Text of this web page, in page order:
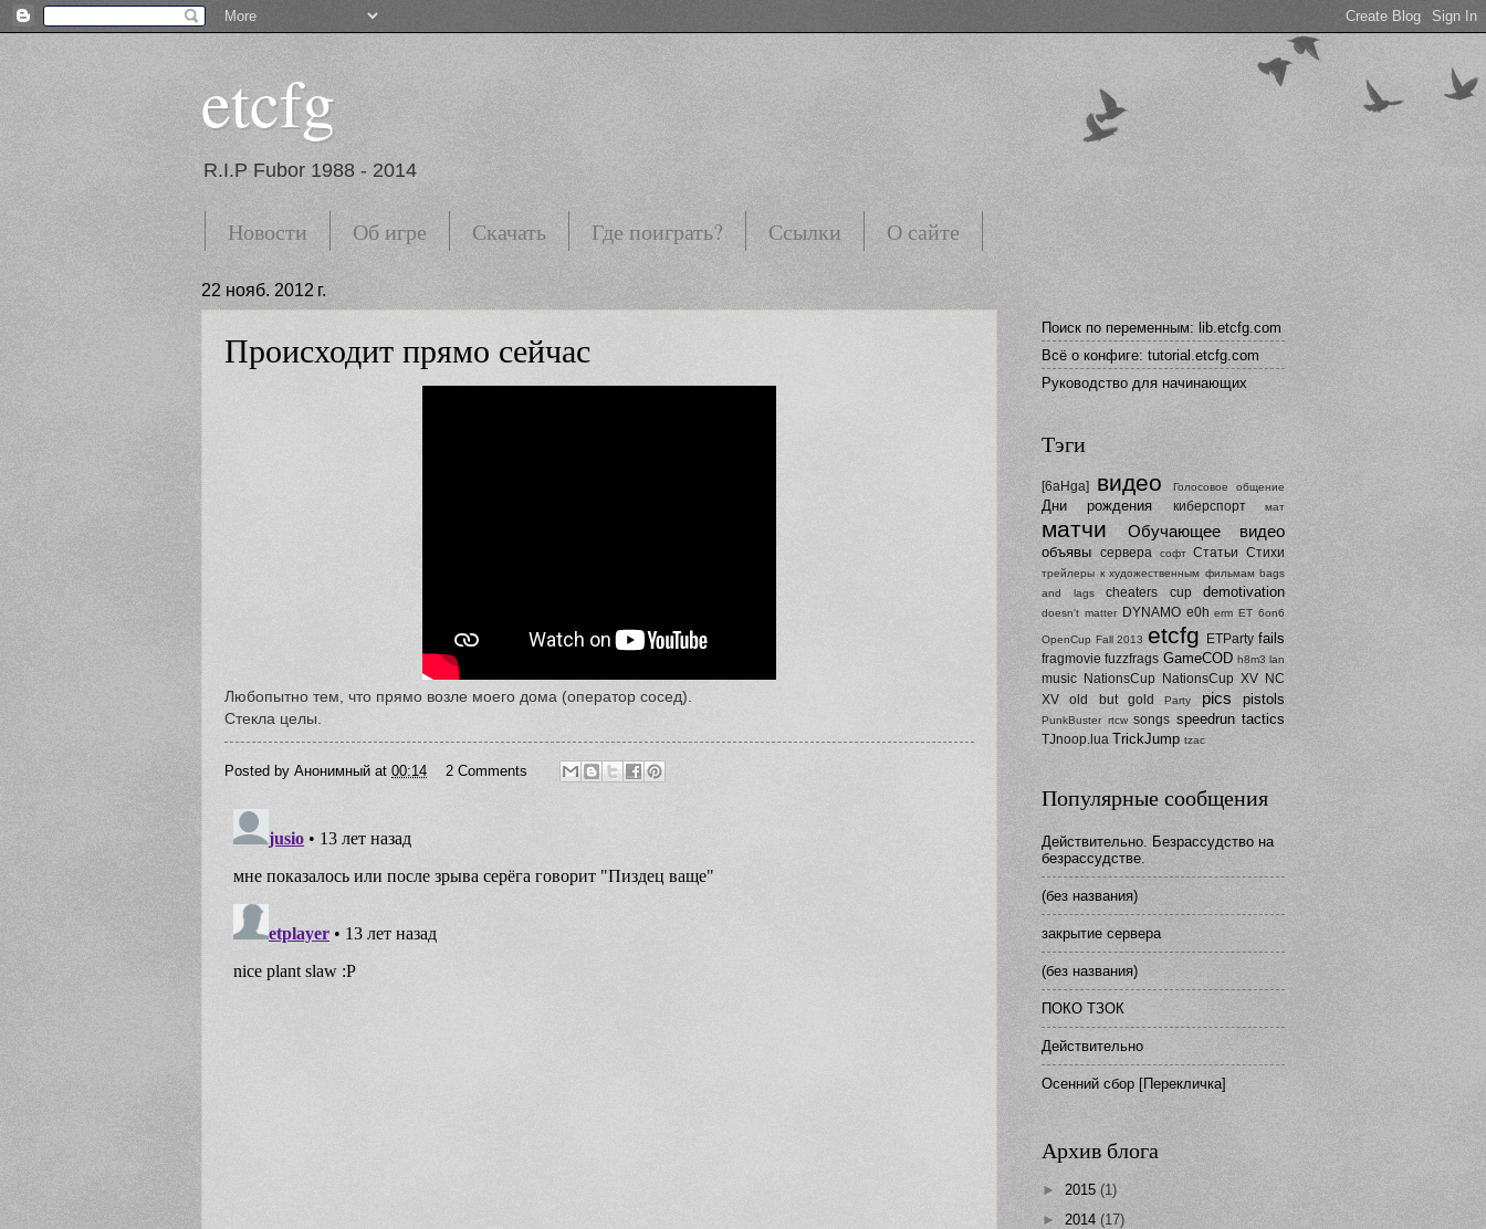
etcfg
R.I.P Fubor 1988 - 2014
Новости Об игре Скачать Где поиграть? Ссылки О сайте
22 нояб. 2012 г.
Происходит прямо сейчас
Любопытно тем, что прямо возле моего дома (оператор сосед).
Стекла целы.
Posted by Анонимный at 00:14 2 Comments
Поиск по переменным: lib.etcfg.com
Всё о конфиге: tutorial.etcfg.com
Руководство для начинающих
Тэги
[6aHga] видео Голосовое общение
Дни рождения киберспорт мат
матчи Обучающее видео
объявы сервера софт Статьи Стихи
трейлеры к художественным фильмам bags
and lags
cheaters cup demotivation
doesn't matter DYNAMO e0h erm ET 6on6
OpenCup Fall 2013 etcfg ETParty fails
fragmovie fuzzfrags GameCOD h8m3 lan
music NationsCup NationsCup XV
NC
XV
old but gold Party pics pistols
PunkBuster rtcw songs speedrun tactics
TJnoop.lua TrickJump tzac
Популярные сообщения
Действительно. Безрассудство на
безрассудстве.
(без названия)
закрытие сервера
(без названия)
ПОКО ТЗОК
Действительно
Осенний сбор [Перекличка]
Архив блога
► 2015 (1)
► 2014 (17)